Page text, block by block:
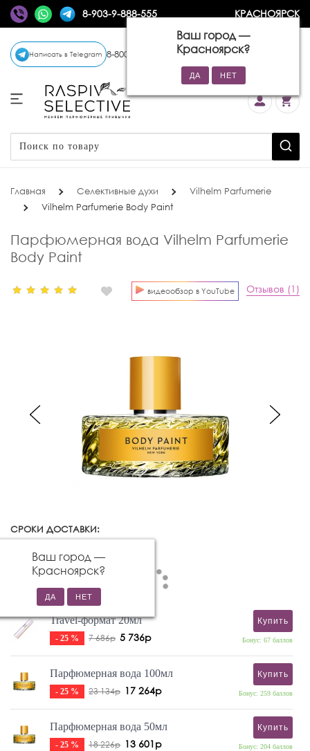
8-903-9-888-555 КРАСНОЯРСК
Ваш город —
Красноярск?
Написать в Telegram 8-800-770-72-34 (бесплатно)
Главная Селективные духи
Vilhelm Parfumerie
Vilhelm Parfumerie Body Paint
Парфюмерная вода Vilhelm Parfumerie
Body Paint
Отзывов (1)
видеообзор в YouTube
СРОКИ ДОСТАВКИ:
Ваш город —
Красноярск?
Travel-формат 20мл
- 25 % 7 686р 5 736р
Купить
Бонус: 67 баллов
Парфюмерная вода 100мл
- 25 % 23 134р 17 264р
Купить
Бонус: 259 баллов
Парфюмерная вода 50мл
- 25 % 18 226р 13 601р
Купить
Бонус: 204 баллов